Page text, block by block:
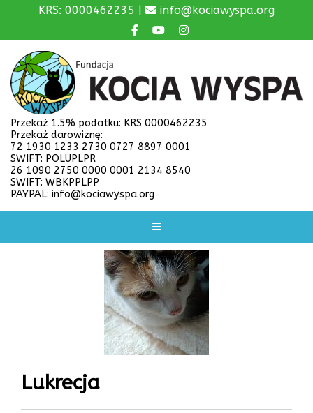
KRS: 0000462235 | info@kociawyspa.org
Przekaż 1.5% podatku: KRS 0000462235
Przekaż darowiznę:
72 1930 1233 2730 0727 8897 0001
SWIFT: POLUPLPR
26 1090 2750 0000 0001 2134 8540
SWIFT: WBKPPLPP
PAYPAL: info@kociawyspa.org
Lukrecja